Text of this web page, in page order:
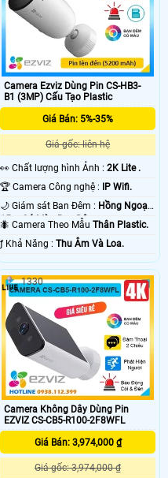
Camera Ezviz Dùng Pin CS-HB3-
B1 (3MP) Cấu Tạo Plastic
Giá Bán: 5%-35%
Giá gốc: liên hệ
️👀 Chất lượng hình Ảnh :2K Lite .
🏆 Camera Công nghệ : IP Wifi.
🌙 Giám sát Ban Đêm : Hồng Ngoại
15m Có Màu Ban Ðêm.
🐜 Camera Theo MẫuThân Plastic.
️ƒ Khả Năng :Thu Âm Và Loa.
Camera Không Dây Dùng Pin
EZVIZ CS-CB5-R100-2F8WFL
Giá Bán: 3,974,000 ₫
Giá gốc: 3,974,000 ₫
1330